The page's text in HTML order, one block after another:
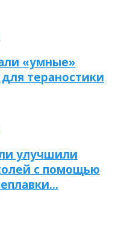
«умные»
тераностики
улучшили
с помощью